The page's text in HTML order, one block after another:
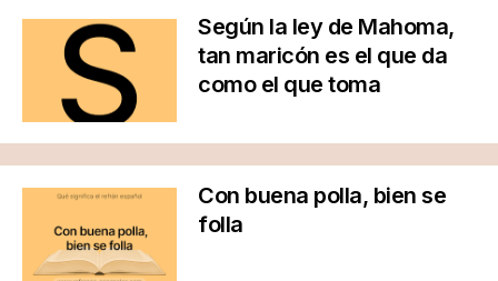
Según la ley de Mahoma,
tan maricón es el que da
como el que toma
Con buena polla, bien se
folla